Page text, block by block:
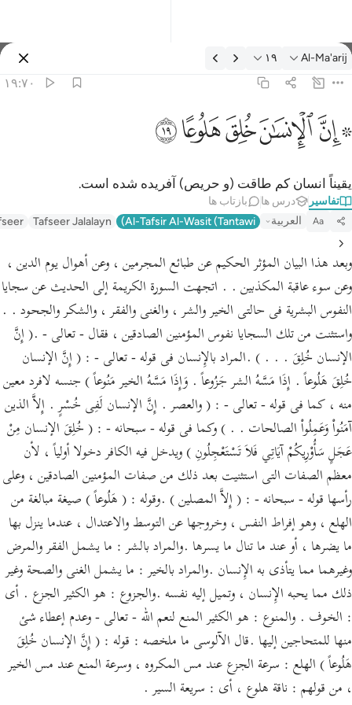
تفسیر: Al-Ma'arij ۱۹:۷۰
Al-Ma'arij ۱۹
۱۹:۷۰
۞ ان الانسان خلق هلوعا ١٩
۞ إِنَّ ٱلْإِنسَـٰنَ خُلِقَ هَلُوعًا ١٩
ﱪ ﱫﱬﱭﱮﱯ
یقیناً انسان کم طاقت (و حریص) آفریده شده است.
تفاسیر درس ها بازتاب ها
Aa العربية Al-Tafsir Al-Wasit (Tantawi)
Tafseer Jalalayn
وبعد هذا البيان المؤثر الحكيم عن طبائع المجرمين ، وعن أهوال يوم الدين ،
وعن سوء عاقبة المكذبين . . اتجهت السورة الكريمة إلى الحديث عن سجايا
النفوس البشرية فى حالتى الخير والشر ، والغنى والفقر ، والشكر والجحود . .
واستثنت من تلك السجايا نفوس المؤمنين الصادقين ، فقال - تعالى - .( إِنَّ
الإنسان خُلِقَ . . . ) .المراد بالإِنسان فى قوله - تعالى - : ( إِنَّ الإنسان
خُلِقَ هَلُوعاً . إِذَا مَسَّهُ الشر جَزُوعاً . وَإِذَا مَسَّهُ الخير مَنُوعاً ) جنسه لافرد معين
منه ، كما فى قوله - تعالى - : ( والعصر . إِنَّ الإنسان لَفِى خُسْرٍ . إِلاَّ الذين
آمَنُواْ وَعَمِلُواْ الصالحات . . ) وكما فى قوله - سبحانه - : ( خُلِقَ الإنسان مِنْ
عَجَلٍ سَأُوْرِيكُمْ آيَاتِي فَلاَ تَسْتَعْجِلُونِ ) ويدخل فيه الكافر دخولا أولياً ، لأن
معظم الصفات التى استثنيت بعد ذلك من صفات المؤمنين الصادقين ، وعلى
رأسها قوله - سبحانه - : ( إِلاَّ المصلين ) .وقوله : ( هَلُوعاً ) صيغة مبالغة من
الهلع ، وهو إفراط النفس ، وخروجها عن التوسط والاعتدال ، عندما ينزل بها
ما يضرها ، أو عند ما تنال ما يسرها .والمراد بالشر : ما يشمل الفقر والمرض
وغيرهما مما يتأذى به الإِنسان .والمراد بالخير : ما يشمل الغنى والصحة وغير
ذلك مما يحبه الإِنسان ، وتميل إليه نفسه .والجزوع : هو الكثير الجزع . أى
: الخوف . والمنوع : هو الكثير المنع لنعم الله - تعالى - وعدم إعطاء شئ
منها للمتحاجين إليها .قال الآلوسى ما ملخصه : قوله : ( إِنَّ الإنسان خُلِقَ
هَلُوعاً ) الهلع : سرعة الجزع عند مس المكروه ، وسرعة المنع عند مس الخير
، من قولهم : ناقة هلوع ، أى : سريعة السير .